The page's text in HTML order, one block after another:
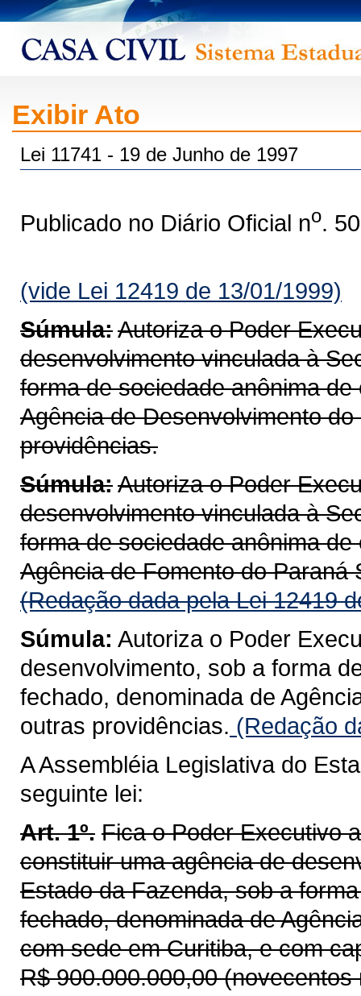
Exibir Ato
Lei 11741 - 19 de Junho de 1997
Publicado no Diário Oficial no.
(vide Lei 12419 de 13/01/1999)
Súmula:Autoriza o Poder
desenvolvimento vinculada à
forma de sociedade anônima
Agência de Desenvolvimento
providências.
Súmula:Autoriza o Poder
desenvolvimento vinculada à
forma de sociedade anônima
Agência de Fomento do Paraná
(Redação dada pela Lei 12419
Súmula: Autoriza o Poder
desenvolvimento, sob a forma
fechado, denominada de
outras providências. (Redação
A Assembléia Legislativa do
seguinte lei:
Art. 1º. Fica o Poder Executivo
constituir uma agência de
Estado da Fazenda, sob a
fechado, denominada de
com sede em Curitiba, e com
R$ 900.000.000,00